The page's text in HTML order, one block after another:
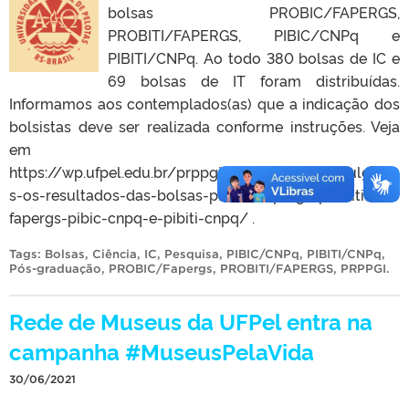
bolsas PROBIC/FAPERGS,
PROBITI/FAPERGS, PIBIC/CNPq e
PIBITI/CNPq. Ao todo 380 bolsas de IC e
69 bolsas de IT foram distribuídas.
Informamos aos contemplados(as) que a indicação dos
bolsistas deve ser realizada conforme instruções. Veja
em
https://wp.ufpel.edu.br/prppgi/2021/06/30/divulgado
s-os-resultados-das-bolsas-probic-fapergs-probiti-
fapergs-pibic-cnpq-e-pibiti-cnpq/ .
Tags: Bolsas, Ciência, IC, Pesquisa, PIBIC/CNPq, PIBITI/CNPq,
Pós-graduação, PROBIC/Fapergs, PROBITI/FAPERGS, PRPPGI.
Rede de Museus da UFPel entra na
campanha #MuseusPelaVida
30/06/2021